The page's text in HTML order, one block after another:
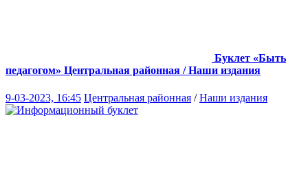
Буклет «Быть
педагогом» Центральная районная / Наши издания
9-03-2023, 16:45 Центральная районная /Наши издания